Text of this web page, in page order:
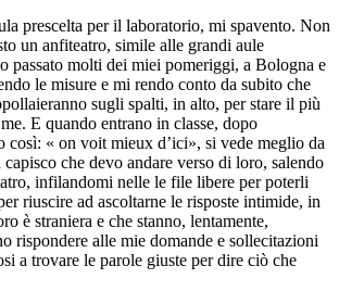
prescelta per il laboratorio, mi spavento. Non
un anfiteatro, simile alle grandi aule
passato molti dei miei pomeriggi, a Bologna e
le misure e mi rendo conto da subito che
sugli spalti, in alto, per stare il più
E quando entrano in classe, dopo
così: « on voit mieux d’ici», si vede meglio da
che devo andare verso di loro, salendo
infilandomi nelle le file libere per poterli
riuscire ad ascoltarne le risposte intimide, in
è straniera e che stanno, lentamente,
rispondere alle mie domande e sollecitazioni
a trovare le parole giuste per dire ciò che